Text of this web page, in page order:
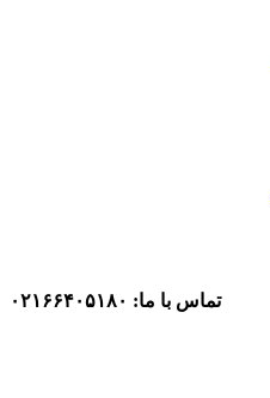
تماس با ما: ۰۲۱۶۶۴۰۵۱۸۰